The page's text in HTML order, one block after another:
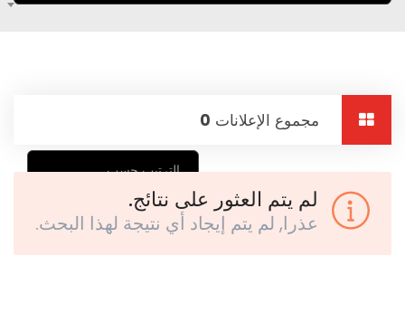
مجموع الإعلانات 0
الترتيب حسب
لم يتم العثور على نتائج.
عذرا, لم يتم إيجاد أي نتيجة لهذا البحث.